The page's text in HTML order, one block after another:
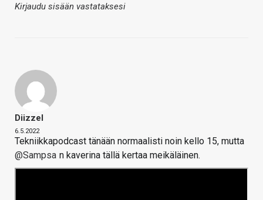
Kirjaudu sisään vastataksesi
Diizzel
6.5.2022
Tekniikkapodcast tänään normaalisti noin kello 15, mutta
@Sampsa n kaverina tällä kertaa meikäläinen.